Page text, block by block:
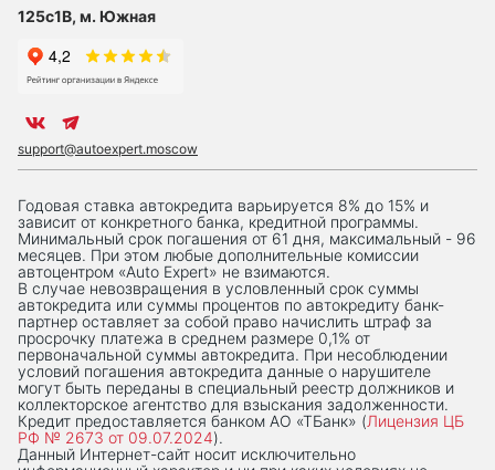
125с1В, м. Южная
support@autoexpert.moscow
Годовая ставка автокредита варьируется 8% до 15% и
зависит от конкретного банка, кредитной программы.
Минимальный срок погашения от 61 дня, максимальный - 96
месяцев. При этом любые дополнительные комиссии
автоцентром «Auto Expert» не взимаются.
В случае невозвращения в условленный срок суммы
автокредита или суммы процентов по автокредиту банк-
партнер оставляет за собой право начислить штраф за
просрочку платежа в среднем размере 0,1% от
первоначальной суммы автокредита. При несоблюдении
условий погашения автокредита данные о нарушителе
могут быть переданы в специальный реестр должников и
коллекторское агентство для взыскания задолженности.
Кредит предоставляется банком АО «ТБанк» (Лицензия ЦБ
РФ № 2673 от 09.07.2024).
Данный Интернет-сaйт носит исключительно